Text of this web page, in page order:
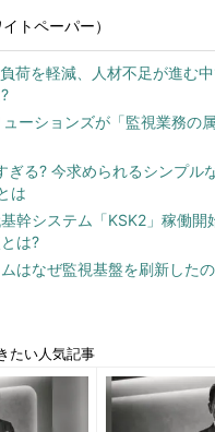
トペーパー）
荷を軽減、人材不足が進む
ーションズが「監視業務の
ぎる? 今求められるシンプル
は
幹システム「KSK2」稼働開
は?
はなぜ監視基盤を刷新した
たい人気記事